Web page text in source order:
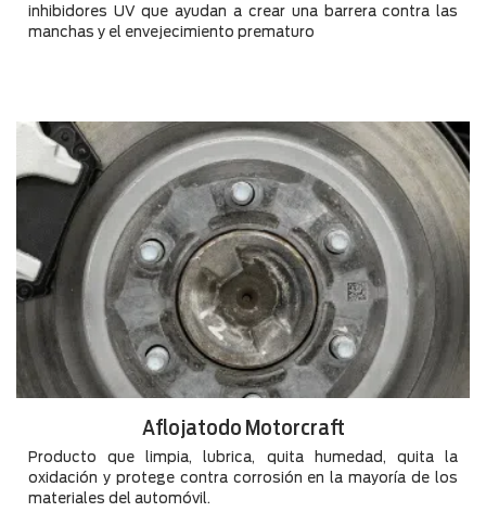
inhibidores UV que ayudan a crear una barrera contra las
manchas y el envejecimiento prematuro
Aflojatodo Motorcraft
Producto que limpia, lubrica, quita humedad, quita la
oxidación y protege contra corrosión en la mayoría de los
materiales del automóvil.